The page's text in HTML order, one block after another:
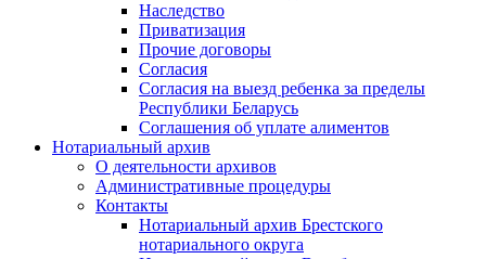
Наследство
Приватизация
Прочие договоры
Согласия
Согласия на выезд ребенка за пределы
Республики Беларусь
Соглашения об уплате алиментов
Нотариальный архив
О деятельности архивов
Административные процедуры
Контакты
Нотариальный архив Брестского
нотариального округа